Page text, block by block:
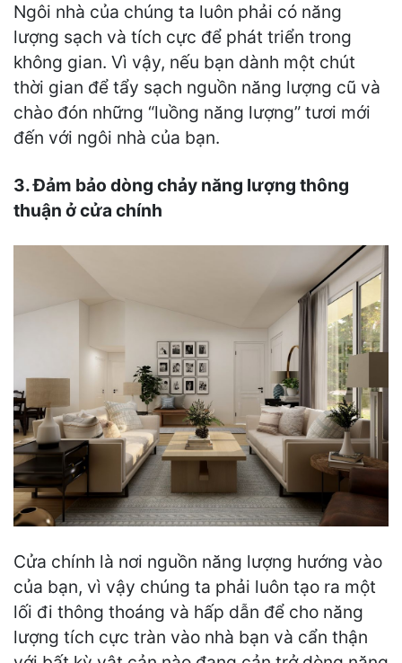
Ngôi nhà của chúng ta luôn phải có năng
lượng sạch và tích cực để phát triển trong
không gian. Vì vậy, nếu bạn dành một chút
thời gian để tẩy sạch nguồn năng lượng cũ và
chào đón những “luồng năng lượng” tươi mới
đến với ngôi nhà của bạn.
3. Đảm bảo dòng chảy năng lượng thông
thuận ở cửa chính
Cửa chính là nơi nguồn năng lượng hướng vào
của bạn, vì vậy chúng ta phải luôn tạo ra một
lối đi thông thoáng và hấp dẫn để cho năng
lượng tích cực tràn vào nhà bạn và cẩn thận